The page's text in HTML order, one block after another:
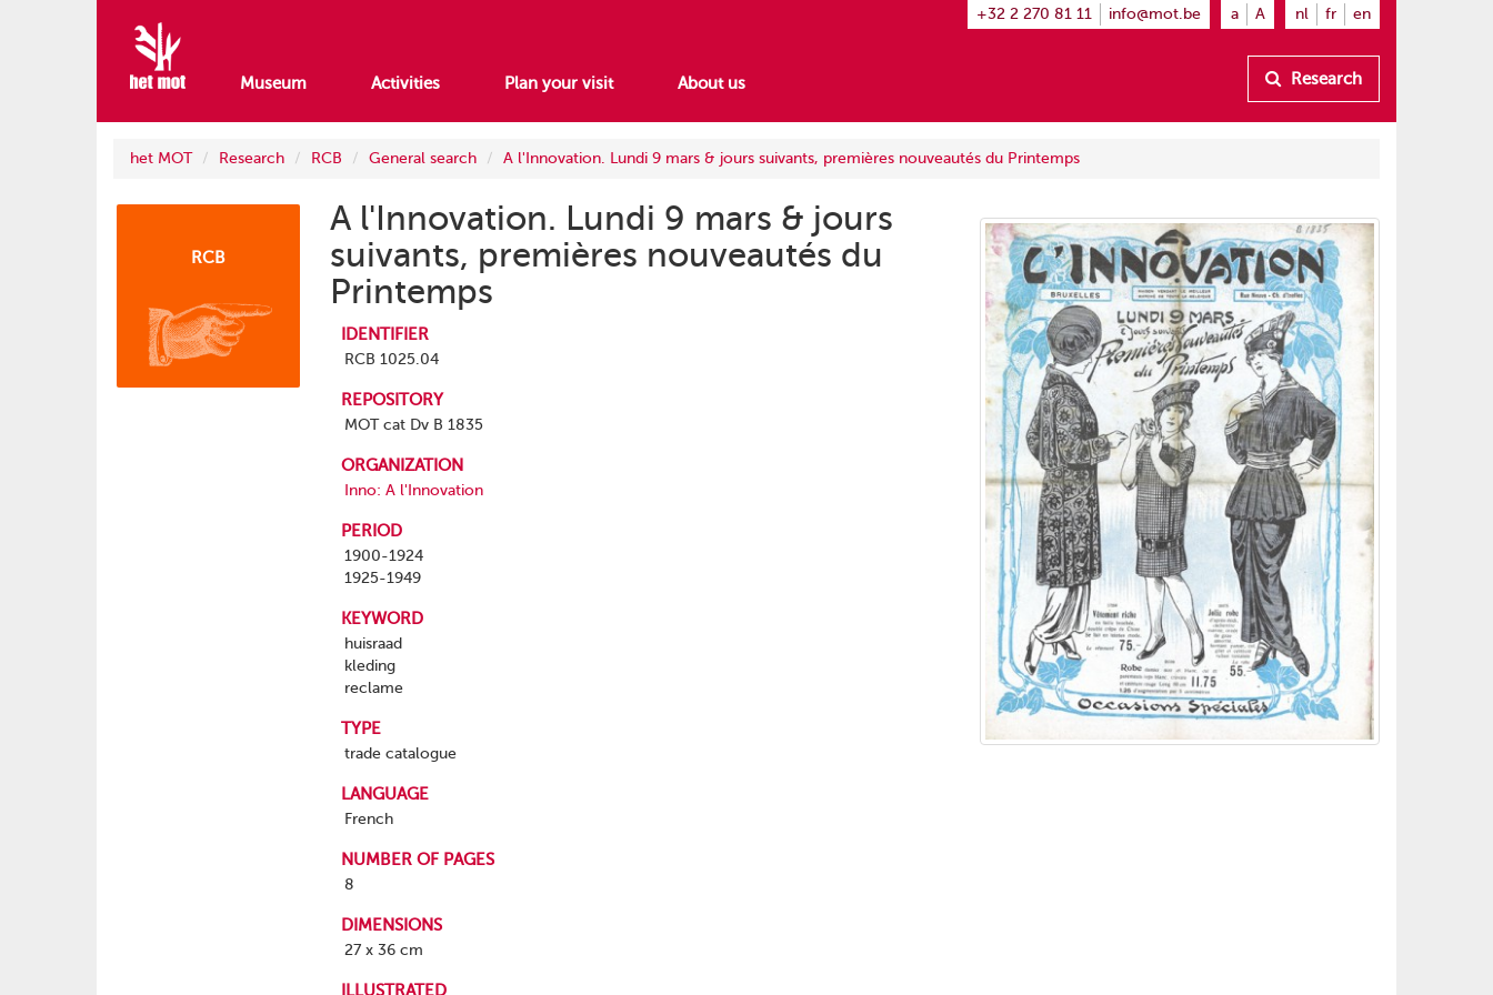
nl fr en
a A
+32 2 270 81 11 info@mot.be
Museum Activities Plan your visit About us Research
het MOT Research RCB General search A l'Innovation. Lundi 9 mars & jours suivants, premières nouveautés du Printemps
RCB
A l'Innovation. Lundi 9 mars & jours
suivants, premières nouveautés du
Printemps
IDENTIFIER
RCB 1025.04
REPOSITORY
MOT cat Dv B 1835
ORGANIZATION
Inno: A l'Innovation
PERIOD
1900-1924
1925-1949
KEYWORD
huisraad
kleding
reclame
TYPE
trade catalogue
LANGUAGE
French
NUMBER OF PAGES
8
DIMENSIONS
27 x 36 cm
ILLUSTRATED